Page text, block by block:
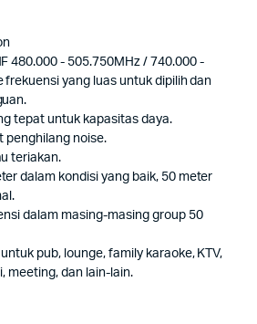
480.000 - 505.750MHz / 740.000 -
frekuensi yang luas untuk dipilih dan
tepat untuk kapasitas daya.
penghilang noise.
teriakan.
dalam kondisi yang baik, 50 meter
dalam masing-masing group 50
pub, lounge, family karaoke, KTV,
meeting, dan lain-lain.